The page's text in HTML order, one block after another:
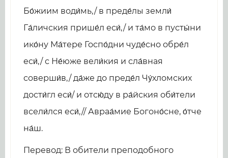
Бо́жиим води́мь,/ в преде́лы земли́
Га́личския прише́л еси́,/ и та́мо в пусты́ни
ико́ну Ма́тере Госпо́дни чуде́сно обре́л
еси́,/ с Не́юже вели́кия и сла́вная
соверши́в,/ да́же до преде́л Чу́хломских
дости́гл еси́/ и отсю́ду в ра́йския оби́тели
всели́лся еси́,// Авраа́мие Богоно́сне, о́тче
на́ш.
Перевод: В обители преподобного